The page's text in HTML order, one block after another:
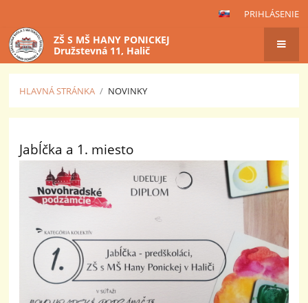
PRIHLÁSENIE
ZŠ S MŠ HANY PONICKEJ
Družstevná 11, Halič
HLAVNÁ STRÁNKA / NOVINKY
Jabĺčka a 1. miesto